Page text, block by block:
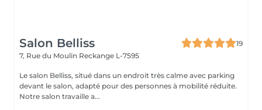
Salon Belliss
19
7, Rue du Moulin Reckange L-7595
Le salon Belliss, situé dans un endroit très calme avec parking
devant le salon, adapté pour des personnes à mobilité réduite.
Notre salon travaille a...